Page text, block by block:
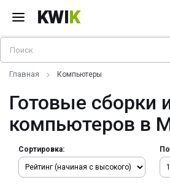
KWIK
Главная Компьютеры
Готовые сборки
компьютеров в
Сортировка: